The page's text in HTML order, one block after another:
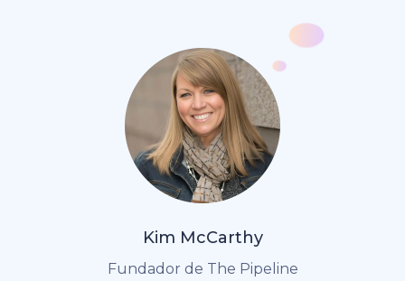
Kim McCarthy
Fundador de The Pipeline